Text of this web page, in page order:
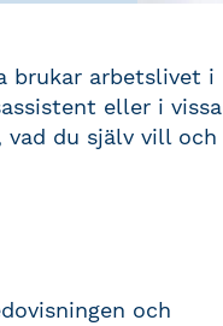
brukar arbetslivet i
eller i vissa
du själv vill och
och